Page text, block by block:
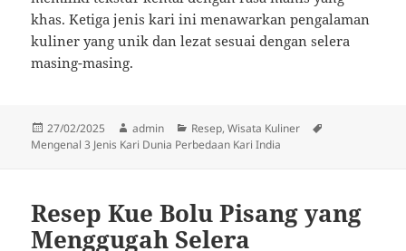
khas. Ketiga jenis kari ini menawarkan pengalaman
kuliner yang unik dan lezat sesuai dengan selera
masing-masing.
Diposkan
pada
27/02/2025 Penulis
admin Kategori
Resep,Wisata Kuliner
Mengenal 3 Jenis Kari Dunia Perbedaan Kari India
Resep Kue Bolu Pisang yang
Menggugah Selera